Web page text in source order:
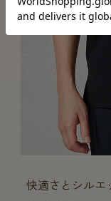
快適さとシルエ